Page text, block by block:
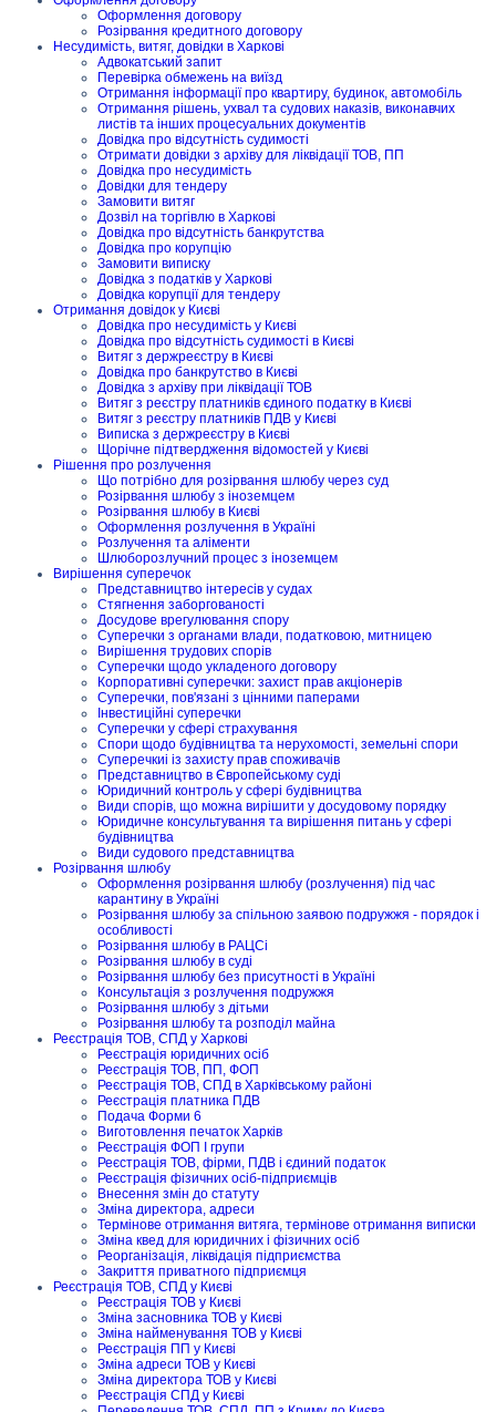
Оформлення договору
Розірвання кредитного договору
Несудимість, витяг, довідки в Харкові
Адвокатський запит
Перевірка обмежень на виїзд
Отримання інформації про квартиру, будинок, автомобіль
Отримання рішень, ухвал та судових наказів, виконавчих
листів та інших процесуальних документів
Довідка про відсутність судимості
Отримати довідки з архіву для ліквідації ТОВ, ПП
Довідка про несудимість
Довідки для тендеру
Замовити витяг
Дозвіл на торгівлю в Харкові
Довідка про відсутність банкрутства
Довідка про корупцію
Замовити виписку
Довідка з податків у Харкові
Довідка корупції для тендеру
Отримання довідок у Києві
Довідка про несудимість у Києві
Довідка про відсутність судимості в Києві
Витяг з держреєстру в Києві
Довідка про банкрутство в Києві
Довідка з архіву при ліквідації ТОВ
Витяг з реєстру платників єдиного податку в Києві
Витяг з реєстру платників ПДВ у Києві
Виписка з держреєстру в Києві
Щорічне підтвердження відомостей у Києві
Рішення про розлучення
Що потрібно для розірвання шлюбу через суд
Розірвання шлюбу з іноземцем
Розірвання шлюбу в Києві
Оформлення розлучення в Україні
Розлучення та аліменти
Шлюборозлучний процес з іноземцем
Вирішення суперечок
Представництво інтересів у судах
Стягнення заборгованості
Досудове врегулювання спору
Суперечки з органами влади, податковою, митницею
Вирішення трудових спорів
Суперечки щодо укладеного договору
Корпоративні суперечки: захист прав акціонерів
Суперечки, пов'язані з цінними паперами
Інвестиційні суперечки
Суперечки у сфері страхування
Спори щодо будівництва та нерухомості, земельні спори
Суперечкиі із захисту прав споживачів
Представництво в Європейському суді
Юридичний контроль у сфері будівництва
Види спорів, що можна вирішити у досудовому порядку
Юридичне консультування та вирішення питань у сфері
будівництва
Види судового представництва
Розірвання шлюбу
Оформлення розірвання шлюбу (розлучення) під час
карантину в Україні
Розірвання шлюбу за спільною заявою подружжя - порядок і
особливості
Розірвання шлюбу в РАЦСі
Розірвання шлюбу в суді
Розірвання шлюбу без присутності в Україні
Консультація з розлучення подружжя
Розірвання шлюбу з дітьми
Розірвання шлюбу та розподіл майна
Реєстрація ТОВ, СПД у Харкові
Реєстрація юридичних осіб
Реєстрація ТОВ, ПП, ФОП
Реєстрація ТОВ, СПД в Харківському районі
Реєстрація платника ПДВ
Подача Форми 6
Виготовлення печаток Харків
Реєстрація ФОП I групи
Реєстрація ТОВ, фірми, ПДВ і єдиний податок
Реєстрація фізичних осіб-підприємців
Внесення змін до статуту
Зміна директора, адреси
Термінове отримання витяга, термінове отримання виписки
Зміна квед для юридичних і фізичних осіб
Реорганізація, ліквідація підприємства
Закриття приватного підприємця
Реєстрація ТОВ, СПД у Києві
Реєстрація ТОВ у Києві
Зміна засновника ТОВ у Києві
Зміна найменування ТОВ у Києві
Реєстрація ПП у Києві
Зміна адреси ТОВ у Києві
Зміна директора ТОВ у Києві
Реєстрація СПД у Києві